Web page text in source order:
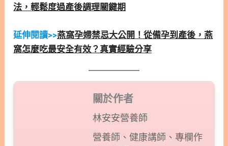
法，輕鬆度過產後調理關鍵期
延伸閱讀>>燕窩孕婦禁忌大公開！從備孕到產後，燕
窩怎麼吃最安全有效？真實經驗分享
關於作者
林安安營養師
營養師、健康講師、專欄作